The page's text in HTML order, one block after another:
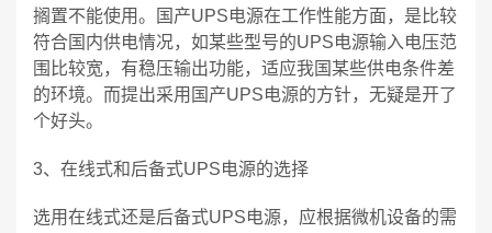
搁置不能使用。国产UPS电源在工作性能方面，是比较
符合国内供电情况，如某些型号的UPS电源输入电压范
围比较宽，有稳压输出功能，适应我国某些供电条件差
的环境。而提出采用国产UPS电源的方针，无疑是开了
个好头。
3、在线式和后备式UPS电源的选择
选用在线式还是后备式UPS电源，应根据微机设备的需